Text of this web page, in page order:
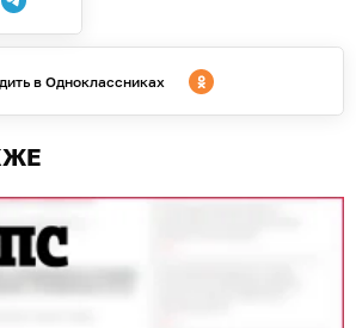
в Одноклассниках